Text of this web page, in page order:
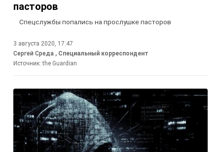
пасторов
Спецслужбы попались на прослушке пасторов
3 августа 2020, 17:47
Сергей Среда , Специальный корреспондент
Источник: the Guardian